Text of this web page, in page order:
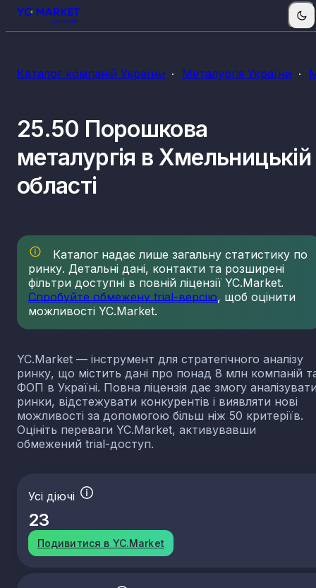
Каталог компаній України Металургія України
25.50 Порошкова
металургія в Хмельницькій
області
Каталог надає лише загальну статистику по
ринку. Детальні дані, контакти та розширені
фільтри доступні в повній ліцензії YC.Market.
Спробуйте обмежену trial-версію, щоб оцінити
можливості YC.Market.
YC.Market — інструмент для стратегічного аналізу
ринку, що містить дані про понад 8 млн компаній
ФОП в Україні. Повна ліцензія дає змогу
ринки, відстежувати конкурентів і виявляти нові
можливості за допомогою більш ніж 50 критеріїв.
Оцініть переваги YC.Market, активувавши
обмежений trial-доступ.
Усі діючі
23
Подивитися в YC.Market